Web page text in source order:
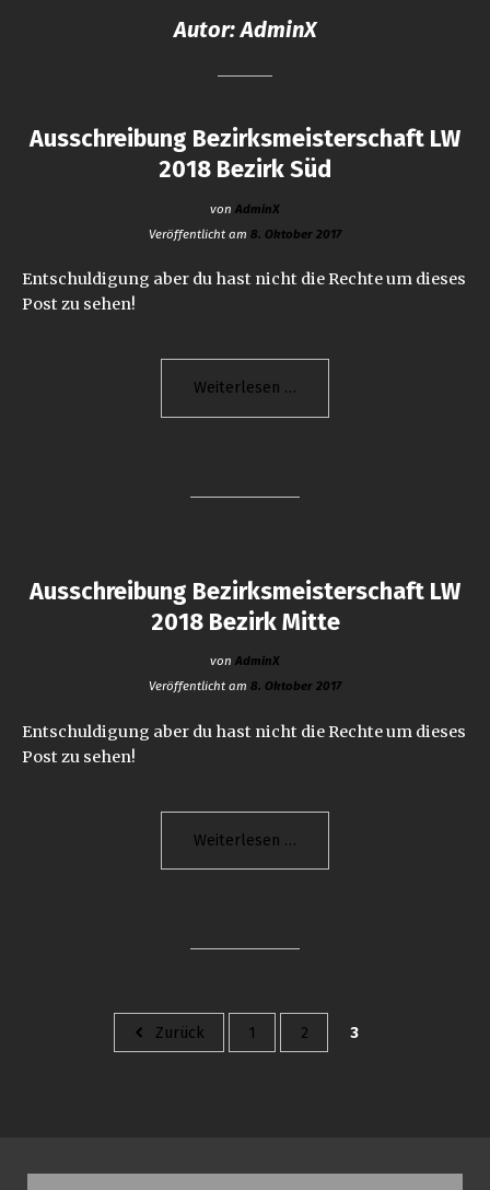
Autor:AdminX
Ausschreibung Bezirksmeisterschaft LW
2018 Bezirk Süd
von AdminX
Veröffentlicht am 8. Oktober 2017
Entschuldigung aber du hast nicht die Rechte um dieses
Post zu sehen!
Weiterlesen "Ausschreibung
Ausschreibung Bezirksmeisterschaft LW
2018 Bezirk Mitte
von AdminX
Veröffentlicht am 8. Oktober 2017
Entschuldigung aber du hast nicht die Rechte um dieses
Post zu sehen!
Weiterlesen "Ausschreibung
Bezirksmeisterschaft
Beitrags-
Zurück 1 2 3